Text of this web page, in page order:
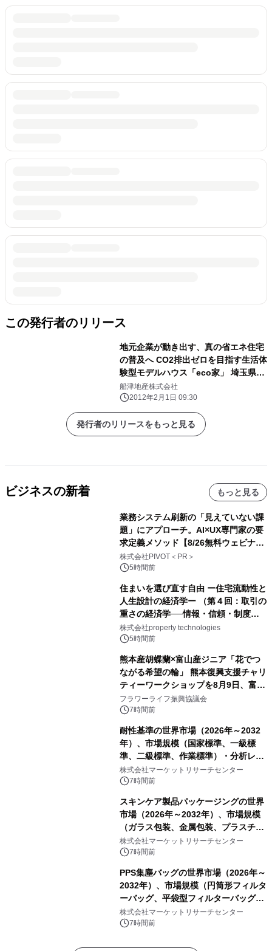
この発行者のリリース
地元企業が動き出す、真の省エネ住宅
の普及へ CO2排出ゼロを目指す生活体
験型モデルハウス「eco家」 埼玉県川
口市にオープン
船津地産株式会社
2012年2月1日 09:30
発行者のリリースをもっと見る
ビジネスの新着 もっと見る
業務システム刷新の「見えていない課
題」にアプローチ。AI×UX専門家の要
求定義メソッド【8/26無料ウェビナ
ー】株式会社PIVOT
株式会社PIVOT＜PR＞
5時間前
住まいを選び直す自由 ー住宅流動性と
人生設計の経済学ー （第４回：取引の
重さの経済学──情報・信頼・制度を
PropTechはどう組み替えるか）｜
PropTech-Lab
株式会社property technologies
5時間前
熊本産胡蝶蘭×富山産ジニア「花でつ
ながる希望の輪」 熊本復興支援チャリ
ティーワークショップを8月9日、富
山・射水で開催
フラワーライフ振興協議会
7時間前
耐性基準の世界市場（2026年～2032
年）、市場規模（国家標準、一級標
準、二級標準、作業標準）・分析レポ
ートを発表
株式会社マーケットリサーチセンター
7時間前
スキンケア製品パッケージングの世界
市場（2026年～2032年）、市場規模
（ガラス包装、金属包装、プラスチッ
ク包装、その他）・分析レポートを発
表
株式会社マーケットリサーチセンター
7時間前
PPS集塵バッグの世界市場（2026年～
2032年）、市場規模（円筒形フィルタ
ーバッグ、平袋型フィルターバッグ、
プリーツフィルターバッグ、その
他）・分析レポートを発表
株式会社マーケットリサーチセンター
7時間前